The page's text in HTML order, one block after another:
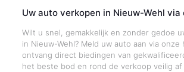
Uw auto verkopen in Nieuw-Wehl via
Wilt u snel, gemakkelijk en zonder gedoe
in Nieuw-Wehl? Meld uw auto aan via onze
ontvang direct biedingen van
het beste bod en rond de verkoop veilig af